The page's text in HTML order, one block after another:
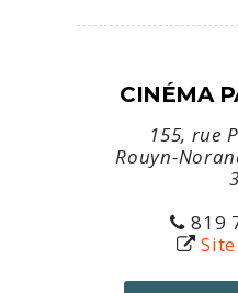
CINÉMA
155, rue
Rouyn-
819